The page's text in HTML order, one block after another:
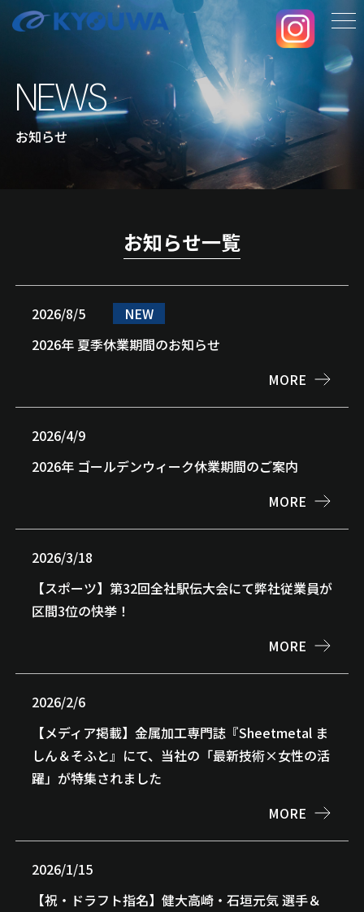
NEWS
お知らせ
お知らせ一覧
2026/8/5
NEW
2026年 夏季休業期間のお知らせ
MORE
2026/4/9
2026年 ゴールデンウィーク休業期間のご案内
MORE
2026/3/18
【スポーツ】第32回全社駅伝大会にて弊社従業員が
区間3位の快挙！
MORE
2026/2/6
【メディア掲載】金属加工専門誌『Sheetmetal ま
しん＆そふと』にて、当社の「最新技術×女性の活
躍」が特集されました
MORE
2026/1/15
【祝・ドラフト指名】健大高崎・石垣元気 選手＆
メ
ニ
ュ
ー